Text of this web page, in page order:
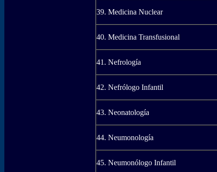
39. Medicina Nuclear
40. Medicina Transfusional
41. Nefrología
42. Nefrólogo Infantil
43. Neonatología
44. Neumonología
45. Neumonólogo Infantil